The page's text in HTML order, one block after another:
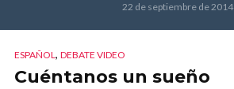
22 de septiembre de 2014
ESPAÑOL, DEBATE VIDEO
Cuéntanos un sueño